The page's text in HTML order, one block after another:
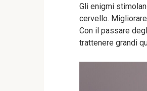
Gli enigmi
cervello.
Con il passare
trattenere grandi